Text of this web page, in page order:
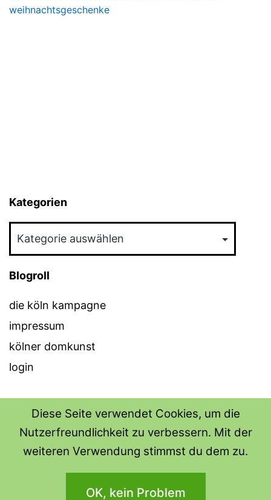
weihnachtsgeschenke
Kategorien
Blogroll
die köln kampagne
impressum
kölner domkunst
login
THE SHIRT SHOPS
Datenschutzerklärung
Stolz präsentiert vonWordPress.
Diese Seite verwendet Cookies, um die
Nutzerfreundlichkeit zu verbessern. Mit der
weiteren Verwendung stimmst du dem zu.
OK, kein Problem